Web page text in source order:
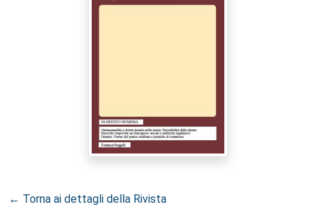
← Torna ai dettagli della Rivista